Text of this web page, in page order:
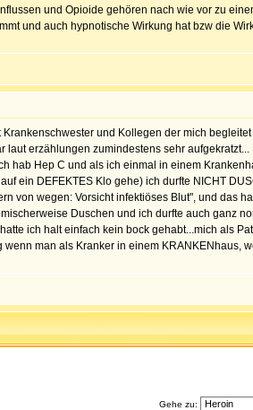
und Opioide gehören nach wie vor zu
und auch hypnotische Wirkung hat bzw die
und Kollegen der mich
erzählungen zumindestens sehr
hab Hep C und als ich einmal in einem
ein DEFEKTES Klo gehe) ich durfte NICHT
von wegen: Vorsicht infektiöses Blut", und das
Duschen und ich durfte auch ganz
ich halt einfach kein bock gehabt...mich als
man als Kranker in einem KRANKENhaus,
Gehe zu: